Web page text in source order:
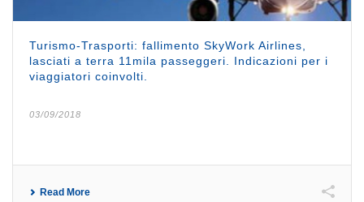
Turismo-Trasporti: fallimento SkyWork Airlines,
lasciati a terra 11mila passeggeri. Indicazioni per i
viaggiatori coinvolti.
03/09/2018
Read More